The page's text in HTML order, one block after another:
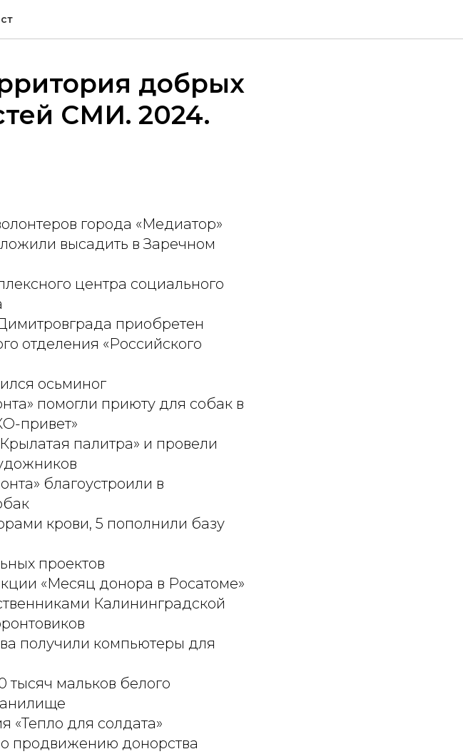
добрых
СМИ. 2024.
города «Медиатор»
высадить в Заречном
центра социального
приобретен
отделения «Российского
осьминог
помогли приюту для собак в
привет»
палитра» и провели
благоустроили в
крови, 5 пополнили базу
проектов
«Месяц донора в Росатоме»
Калининградской
получили компьютеры для
мальков белого
«Тепло для солдата»
продвижению донорства